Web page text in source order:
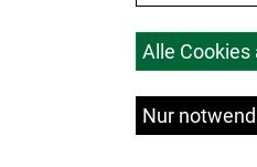
Rahmenmaterial:
Gangschaltung: Shimano
Versandkosten
Alle
Nur